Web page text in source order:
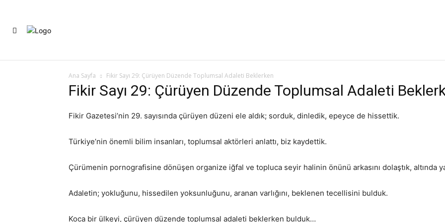
Ana Sayfa Fikir Sayı 29: Çürüyen Düzende Toplumsal Adaleti Beklerken
Fikir Sayı 29: Çürüyen Düzende Toplumsal Adaleti
Fikir Gazetesi’nin 29. sayısında çürüyen düzeni ele aldık; sorduk, dinledik, epeyce de hissettik.
Türkiye’nin önemli bilim insanları, toplumsal aktörleri anlattı, biz kaydettik.
Çürümenin pornografisine dönüşen organize iğfal ve topluca seyir halinin önünü arkasını dolaştık, altında
Adaletin; yokluğunu, hissedilen yoksunluğunu, aranan varlığını, beklenen tecellisini bulduk.
Koca bir ülkeyi, çürüyen düzende toplumsal adaleti beklerken bulduk…